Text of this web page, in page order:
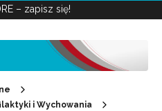
– zapisz się!
i Wychowania